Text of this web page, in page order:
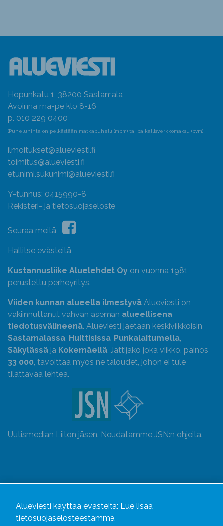
Hopunkatu 1, 38200 Sastamala
Avoinna ma-pe klo 8-16
p. 010 229 0400
(Puheluhinta on pelkästään matkapuhelu (mpm) tai paikallisverkkomaksu (pvm)
ilmoitukset@alueviesti.fi
toimitus@alueviesti.fi
etunimi.sukunimi@alueviesti.fi
Y-tunnus: 0415990-8
Rekisteri- ja tietosuojaseloste
Seuraa meitä
Hallitse evästeitä
Kustannusliike Aluelehdet Oy on vuonna 1981
perustettu perheyritys.
Viiden kunnan alueella ilmestyvä Alueviesti on
vakiinnuttanut vahvan aseman alueellisena
tiedotusvälineenä. Alueviesti jaetaan keskiviikkoisin
Sastamalassa, Huittisissa, Punkalaitumella,
Säkylässä ja Kokemäellä. Jättijako joka viikko, painos
33 000, tavoittaa myös ne taloudet, johon ei tule
tilattavaa lehteä.
Uutismedian Liiton jäsen. Noudatamme JSN:n ohjeita.
Alueviesti käyttää evästeitä: Lue lisää
tietosuojaselosteestamme.